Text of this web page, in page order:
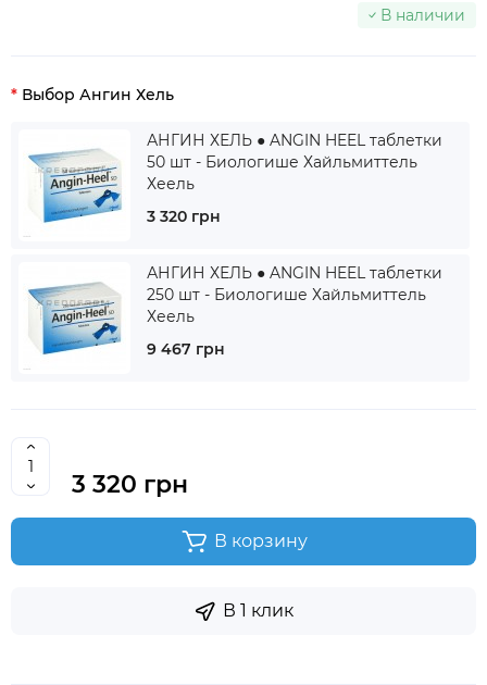
В наличии
Выбор Ангин Хель
АНГИН ХЕЛЬ ● ANGIN HEEL таблетки
50 шт - Биологише Хайльмиттель
Хеель
3 320 грн
АНГИН ХЕЛЬ ● ANGIN HEEL таблетки
250 шт - Биологише Хайльмиттель
Хеель
9 467 грн
3 320 грн
В корзину
В 1 клик